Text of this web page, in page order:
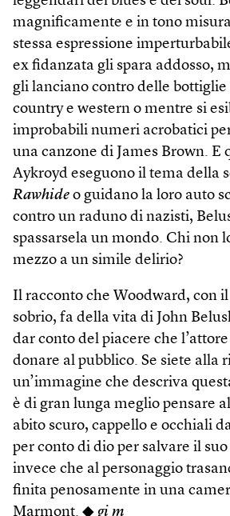
magnificamente e in tono
stessa espressione
ex fidanzata gli spara addosso,
gli lanciano contro delle bottiglie
country e western o mentre si
improbabili numeri acrobatici
una canzone di James Brown. E
Aykroyd eseguono il tema della
Rawhide o guidano la loro auto
contro un raduno di nazisti,
spassarsela un mondo. Chi non
mezzo a un simile delirio?
Il racconto che Woodward, con
sobrio, fa della vita di John
dar conto del piacere che
donare al pubblico. Se siete alla
un’immagine che descriva
è di gran lunga meglio pensare
abito scuro, cappello e occhiali
per conto di dio per salvare il
invece che al personaggio
finita penosamente in una
Marmont. ◆ gi m